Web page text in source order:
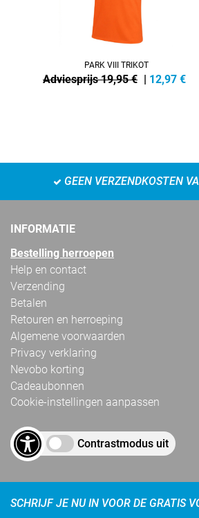
PARK VIII TRIKOT
Adviesprijs 19,95 € | 12,97 €
GEEN VERZENDKOSTEN
INFORMATIE
Bestelling herroepen
Help en contact
Verzending
Betalen
Retouren en herroeping
Algemene voorwaarden
Privacy verklaring
Nevobo korting
Cadeaubonnen
Cookie-instellingen aanpassen
Contrastmodus uit
SCHRIJF JE NU IN VOOR DE GRATIS